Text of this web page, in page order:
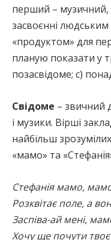
перший – музичний,
засвоєнні
«продуктом» для
планую показати у
позасвідоме; с)
Свідоме – звичний
і музики. Вірші
найбільш
«мамо» та
Стефанія мамо,
Розквітає поле, а
Заспіва-ай мені,
Хочу ще почути твоє